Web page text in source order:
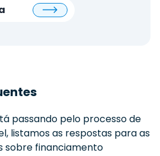
passando pelo processo de
listamos as respostas para as
sobre financiamento